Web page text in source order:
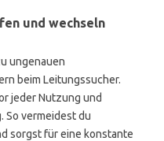
und wechseln
ungenauen
beim Leitungssucher.
jeder Nutzung und
So vermeidest du
sorgst für eine konstante